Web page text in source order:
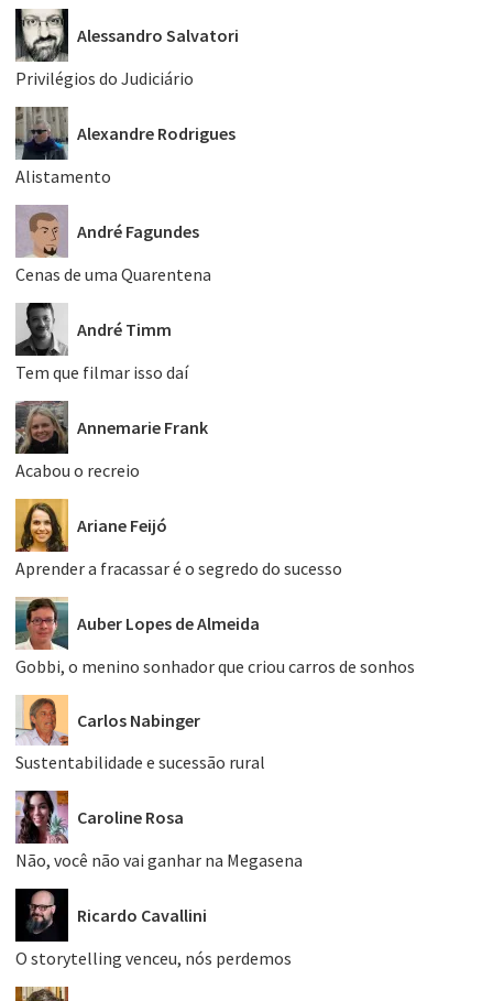
Alessandro Salvatori
Privilégios do Judiciário
Alexandre Rodrigues
Alistamento
André Fagundes
Cenas de uma Quarentena
André Timm
Tem que filmar isso daí
Annemarie Frank
Acabou o recreio
Ariane Feijó
Aprender a fracassar é o segredo do sucesso
Auber Lopes de Almeida
Gobbi, o menino sonhador que criou carros de sonhos
Carlos Nabinger
Sustentabilidade e sucessão rural
Caroline Rosa
Não, você não vai ganhar na Megasena
Ricardo Cavallini
O storytelling venceu, nós perdemos